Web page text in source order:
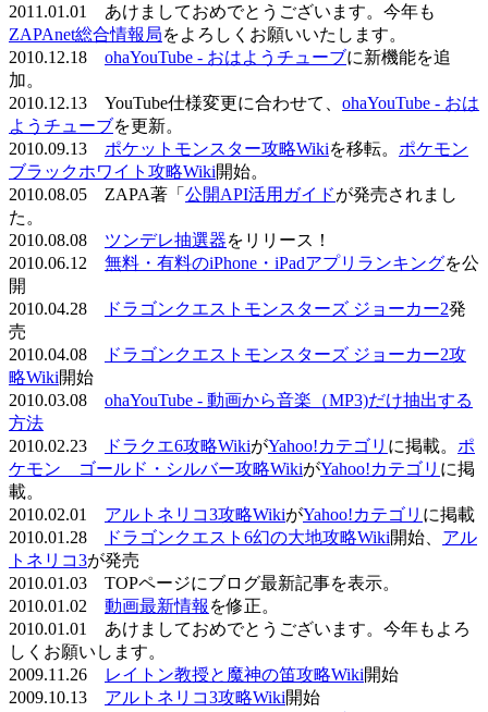
2011.01.01 あけましておめでとうございます。今年も
ZAPAnet総合情報局をよろしくお願いいたします。
2010.12.18 ohaYouTube - おはようチューブに新機能を追
加。
2010.12.13 YouTube仕様変更に合わせて、 ohaYouTube - おは
ようチューブを更新。
2010.09.13 ポケットモンスター攻略Wikiを移転。 ポケモン
ブラックホワイト攻略Wiki開始。
2010.08.05 ZAPA著「 公開API活用ガイドが発売されまし
た。
2010.08.08 ツンデレ抽選器をリリース！
2010.06.12 無料・有料のiPhone・iPadアプリランキングを公
開
2010.04.28
ドラゴンクエストモンスターズ ジョーカー2発
売
2010.04.08
ドラゴンクエストモンスターズ ジョーカー2攻
略Wiki開始
2010.03.08 ohaYouTube - 動画から音楽（MP3)だけ抽出する
方法
2010.02.23
ドラクエ6攻略WikiがYahoo!カテゴリ に掲載。 ポ
ケモン ゴールド・シルバー攻略WikiがYahoo!カテゴリ に掲
載。
2010.02.01 アルトネリコ3攻略WikiがYahoo!カテゴリ に掲載
2010.01.28
ドラゴンクエスト6幻の大地攻略Wiki開始、 アル
トネリコ3が発売
2010.01.03 TOPページにブログ最新記事を表示。
2010.01.02 動画最新情報 を修正。
2010.01.01 あけましておめでとうございます。今年もよろ
しくお願いします。
2009.11.26
レイトン教授と魔神の笛攻略Wiki開始
2009.10.13 アルトネリコ3攻略Wiki開始